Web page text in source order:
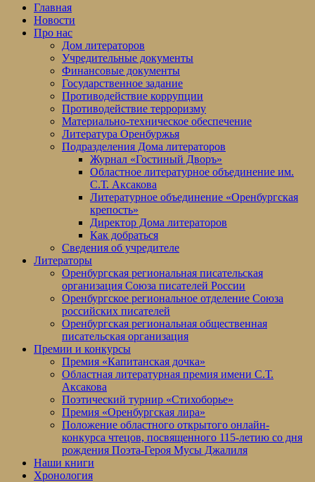
Главная
Новости
Про нас
Дом литераторов
Учредительные документы
Финансовые документы
Государственное задание
Противодействие коррупции
Противодействие терроризму
Материально-техническое обеспечение
Литература Оренбуржья
Подразделения Дома литераторов
Журнал «Гостиный Дворъ»
Областное литературное объединение им.
С.Т. Аксакова
Литературное объединение «Оренбургская
крепость»
Директор Дома литераторов
Как добраться
Сведения об учредителе
Литераторы
Оренбургская региональная писательская
организация Союза писателей России
Оренбургское региональное отделение Союза
российских писателей
Оренбургская региональная общественная
писательская организация
Премии и конкурсы
Премия «Капитанская дочка»
Областная литературная премия имени С.Т.
Аксакова
Поэтический турнир «Стихоборье»
Премия «Оренбургская лира»
Положение областного открытого онлайн-
конкурса чтецов, посвященного 115-летию со дня
рождения Поэта-Героя Мусы Джалиля
Наши книги
Хронология